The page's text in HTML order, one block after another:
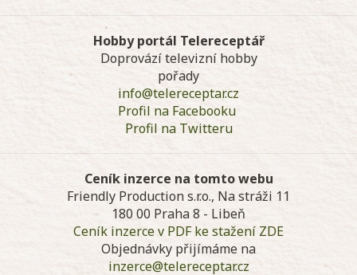
Hobby portál Telereceptář
Doprovází televizní hobby
pořady
info@telereceptar.cz
Profil na Facebooku
Profil na Twitteru
Ceník inzerce na tomto webu
Friendly Production s.r.o., Na stráži 11
180 00 Praha 8 - Libeň
Ceník inzerce v PDF ke stažení ZDE
Objednávky přijímáme na
inzerce@telereceptar.cz